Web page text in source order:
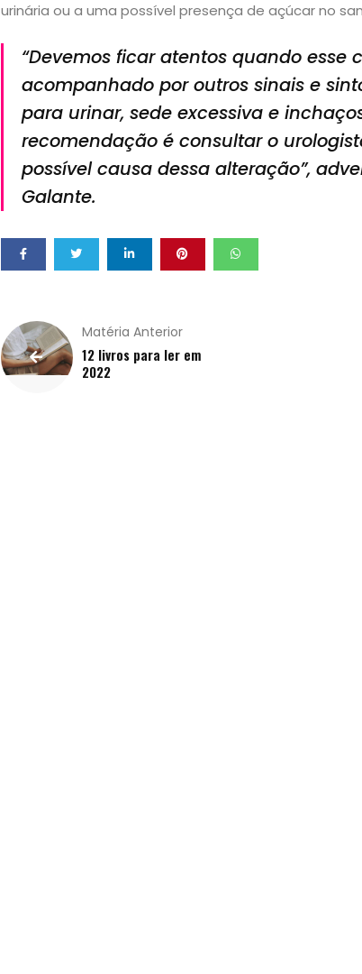
Bora
lá!
Casa
Decoração
Exclusiva
Mães
urinária ou a uma possível presença de açúcar no
“Devemos ficar atentos quando esse
acompanhado por outros sinais e
para urinar, sede excessiva e
recomendação é consultar o
possível causa dessa alteração”,
Galante.
Matéria Anterior
12 livros para ler em
2022